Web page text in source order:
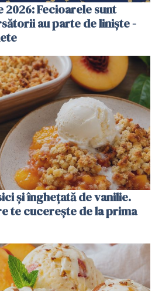
Fecioarele sunt
au parte de liniște -
și înghețată de vanilie.
te cucerește de la prima